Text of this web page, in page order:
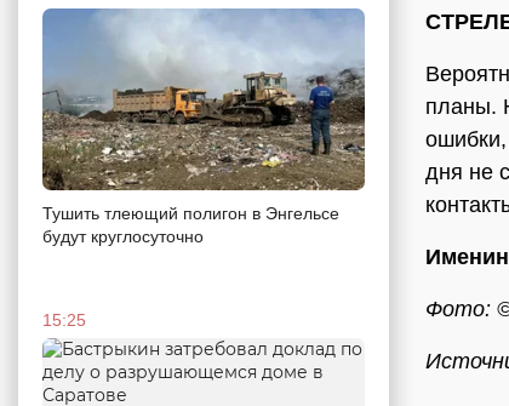
Тушить тлеющий полигон в Энгельсе
будут круглосуточно
15:25
планы.
дня не
Фото: